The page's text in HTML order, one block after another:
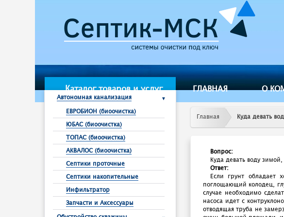
Каталог товаров и услуг
Автономная канализация
ЕВРОБИОН (биоочистка)
ЮБАС (биоочистка)
ТОПАС (биоочистка)
АКВАЛОС (биоочистка)
Септики проточные
Септики накопительные
Инфильтратор
Запчасти и Аксессуары
ГЛАВНАЯ О
Главная Куда девать
Вопрос:
Куда девать воду
Ответ:
Если грунт обладает
поглощающий колодец,
случае необходимо
насоса идет с
отводящая труба не